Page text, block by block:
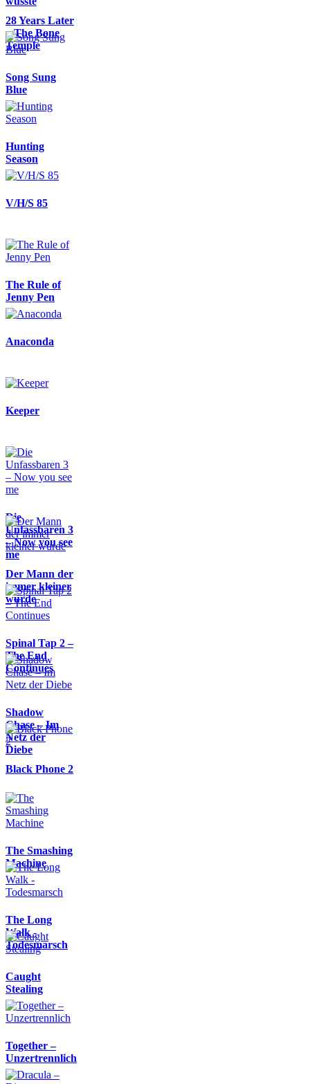
28 Years Later
– The Bone
Temple
Song Sung
Blue
Hunting
Season
V/H/S 85
The Rule of
Jenny Pen
Anaconda
Keeper
Die
Unfassbaren 3
– Now you see
me
Der Mann der
immer kleiner
wurde
Spinal Tap 2 –
The End
Continues
Shadow
Chase – Im
Netz der
Diebe
Black Phone 2
The Smashing
Machine
The Long
Walk -
Todesmarsch
Caught
Stealing
Together –
Unzertrennlich